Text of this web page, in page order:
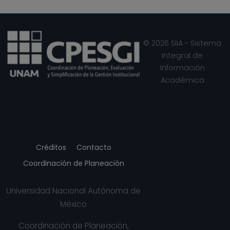
REVISTA MEXICANA DE INGENIERIA
WATER AIR AND SOIL POLLUTION, Países
Bajos (2018)
Water Sa, República Sudafricana (2011)
WATER SCIENCE AND TECHNOLOGY, Reino
End of interactive chart.
Créditos
Contacto
Coordinación de Planeación
Universidad Nacional Autónoma de
México
Coordinación de Planeación,
© 2026 SIIA - Sistema
Integral de
Información
Académica